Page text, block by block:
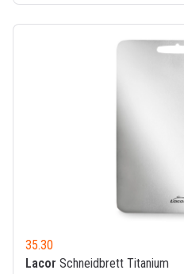
35.30
Lacor Schneidbrett Titanium